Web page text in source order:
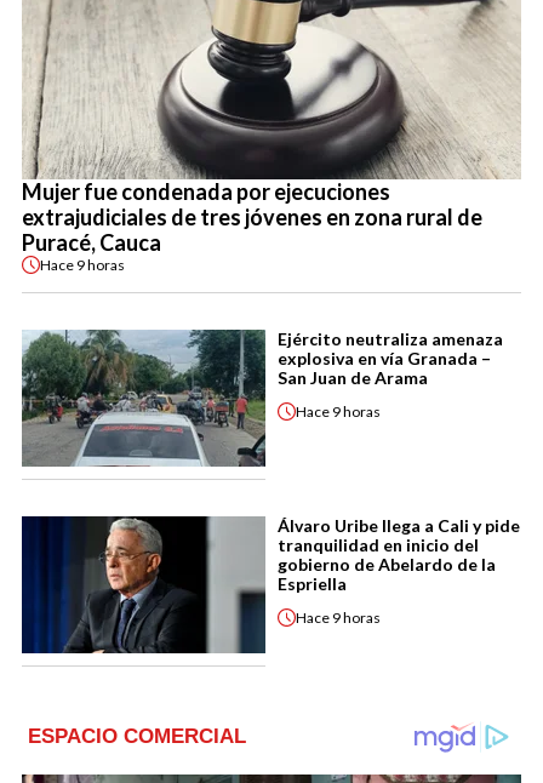
Mujer fue condenada por ejecuciones
extrajudiciales de tres jóvenes en zona rural de
Puracé, Cauca
Hace 9 horas
Ejército neutraliza amenaza
explosiva en vía Granada –
San Juan de Arama
Hace 9 horas
Álvaro Uribe llega a Cali y pide
tranquilidad en inicio del
gobierno de Abelardo de la
Espriella
Hace 9 horas